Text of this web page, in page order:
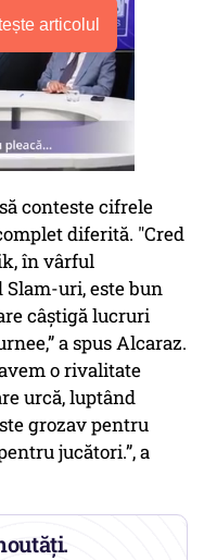
articolul
conteste cifrele
diferită. "Cred
în vârful
uri, este bun
câștigă lucruri
a spus Alcaraz.
o rivalitate
urcă, luptând
grozav pentru
jucători.”, a